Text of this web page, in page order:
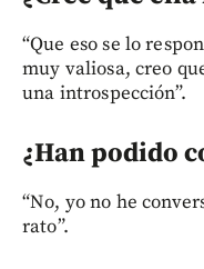
“Que eso se lo
muy valiosa, creo
una introspección”.
¿Han podido
“No, yo no he
rato”.